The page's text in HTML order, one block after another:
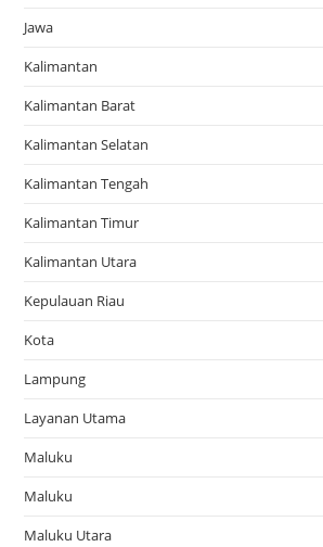
Jawa
Kalimantan
Kalimantan Barat
Kalimantan Selatan
Kalimantan Tengah
Kalimantan Timur
Kalimantan Utara
Kepulauan Riau
Kota
Lampung
Layanan Utama
Maluku
Maluku
Maluku Utara